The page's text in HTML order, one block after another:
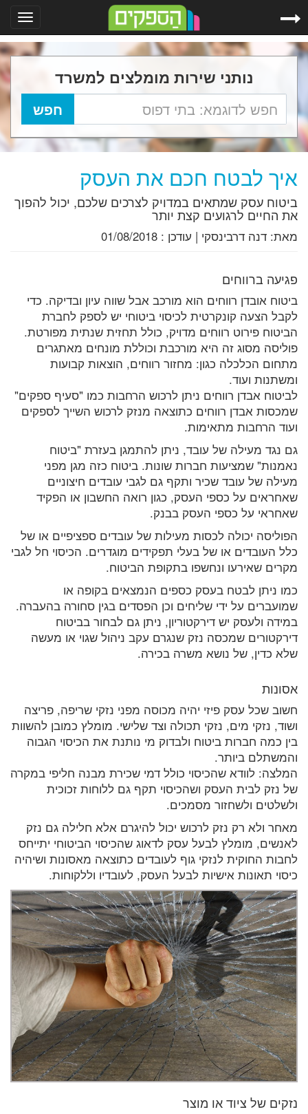
נותני שירות מומלצים למשרד
איך לבטח חכם את העסק
ביטוח עסק שמתאים במדויק לצרכים שלכם, יכול להפוך
את החיים לרגועים קצת יותר
מאת: דנה דרבינסקי | עודכן : 01/08/2018
פגיעה ברווחים
ביטוח אובדן רווחים הוא מורכב אבל שווה עיון ובדיקה. כדי
לקבל הצעה קונקרטית לכיסוי ביטוחי יש לספק לחברת
הביטוח פירוט רווחים מדויק, כולל תחזית שנתית מפורטת.
פוליסה מסוג זה היא מורכבת וכוללת מונחים מאתגרים
מתחום הכלכלה כגון: מחזור רווחים, הוצאות קבועות
ומשתנות ועוד.
לביטוח אבדן רווחים ניתן לרכוש הרחבות כמו "סעיף ספקים"
שמכסות אבדן רווחים כתוצאה מנזק לרכוש השייך לספקים
ועוד הרחבות מתאימות.
גם נגד מעילה של עובד, ניתן להתמגן בעזרת "ביטוח
נאמנות" שמציעות חברות שונות. ביטוח כזה מגן מפני
מעילה של עובד שכיר ותקף גם לגבי עובדים חיצוניים
שאחראים על כספי העסק, כגון רואה החשבון או הפקיד
שאחראי על כספי העסק בבנק.
הפוליסה יכולה לכסות מעילות של עובדים ספציפיים או של
כלל העובדים או של בעלי תפקידים מוגדרים. הכיסוי חל לגבי
מקרים שאירעו ונחשפו בתקופת הביטוח.
כמו ניתן לבטח בעסק כספים הנמצאים בקופה או
שמועברים על ידי שליחים וכן הפסדים בגין סחורה בהעברה.
במידה ולעסק יש דירקטוריון, ניתן גם לבחור בביטוח
דירקטורים שמכסה נזק שנגרם עקב ניהול שגוי או מעשה
שלא כדין, של נושא משרה בכירה.
אסונות
חשוב שכל עסק פיזי יהיה מכוסה מפני נזקי שריפה, פריצה
ושוד, נזקי מים, נזקי תכולה וצד שלישי. מומלץ כמובן להשוות
בין כמה חברות ביטוח ולבדוק מי נותנת את הכיסוי הגבוה
והמשתלם ביותר.
המלצה: לוודא שהכיסוי כולל דמי שכירת מבנה חליפי במקרה
של נזק לבית העסק ושהכיסוי תקף גם ללוחות זכוכית
ולשלטים ולשחזור מסמכים.
מאחר ולא רק נזק לרכוש יכול להיגרם אלא חלילה גם נזק
לאנשים, מומלץ לבעל עסק לדאוג שהכיסוי הביטוחי יתייחס
לחבות החוקית לנזקי גוף לעובדים כתוצאה מאסונות ושיהיה
כיסוי תאונות אישיות לבעל העסק, לעובדיו וללקוחות.
נזקים של ציוד או מוצר